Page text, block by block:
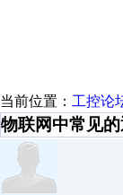
当前位置： 工控论
物联网中常见